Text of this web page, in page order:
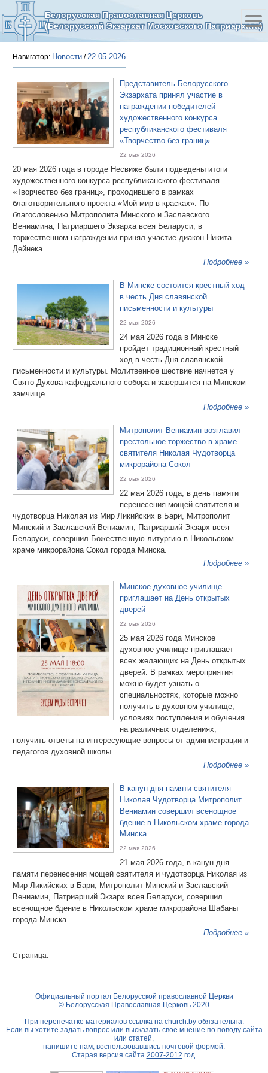
Белорусская Православная Церковь
(Белорусский Экзархат Московского Патриархата)
Навигатор: Новости /22.05.2026
Представитель Белорусского
Экзархата принял участие в
награждении победителей
художественного конкурса
республиканского фестиваля
«Творчество без границ»
22 мая 2026
20 мая 2026 года в городе Несвиже были подведены итоги
художественного конкурса республиканского фестиваля
«Творчество без границ», проходившего в рамках
благотворительного проекта «Мой мир в красках». По
благословению Митрополита Минского и Заславского
Вениамина, Патриаршего Экзарха всея Беларуси, в
торжественном награждении принял участие диакон Никита
Дейнека.
Подробнее »
В Минске состоится крестный ход
в честь Дня славянской
письменности и культуры
22 мая 2026
24 мая 2026 года в Минске
пройдет традиционный крестный
ход в честь Дня славянской
письменности и культуры. Молитвенное шествие начнется у
Свято-Духова кафедрального собора и завершится на Минском
замчище.
Подробнее »
Митрополит Вениамин возглавил
престольное торжество в храме
святителя Николая Чудотворца
микрорайона Сокол
22 мая 2026
22 мая 2026 года, в день памяти
перенесения мощей святителя и
чудотворца Николая из Мир Ликийских в Бари, Митрополит
Минский и Заславский Вениамин, Патриарший Экзарх всея
Беларуси, совершил Божественную литургию в Никольском
храме микрорайона Сокол города Минска.
Подробнее »
Минское духовное училище
приглашает на День открытых
дверей
22 мая 2026
25 мая 2026 года Минское
духовное училище приглашает
всех желающих на День открытых
дверей. В рамках мероприятия
можно будет узнать о
специальностях, которые можно
получить в духовном училище,
условиях поступления и обучения
на различных отделениях,
получить ответы на интересующие вопросы от администрации и
педагогов духовной школы.
Подробнее »
В канун дня памяти святителя
Николая Чудотворца Митрополит
Вениамин совершил всенощное
бдение в Никольском храме города
Минска
22 мая 2026
21 мая 2026 года, в канун дня
памяти перенесения мощей святителя и чудотворца Николая из
Мир Ликийских в Бари, Митрополит Минский и Заславский
Вениамин, Патриарший Экзарх всея Беларуси, совершил
всенощное бдение в Никольском храме микрорайона Шабаны
города Минска.
Подробнее »
Страница:
Официальный портал Белорусской православной Церкви
© Белорусская Православная Церковь 2020
При перепечатке материалов ссылка на church.byобязательна.
Если вы хотите задать вопрос или высказать свое мнение по поводу сайта
или статей,
напишите нам, воспользовавшись почтовой формой.
Старая версия сайта 2007-2012 год.